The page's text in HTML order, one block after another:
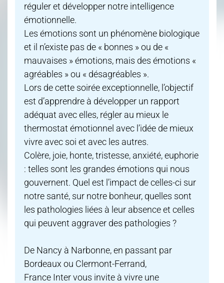
réguler et développer notre intelligence
émotionnelle.
Les émotions sont un phénomène biologique
et il n’existe pas de « bonnes » ou de «
mauvaises » émotions, mais des émotions «
agréables » ou « désagréables ».
Lors de cette soirée exceptionnelle, l’objectif
est d’apprendre à développer un rapport
adéquat avec elles, régler au mieux le
thermostat émotionnel avec l’idée de mieux
vivre avec soi et avec les autres.
Colère, joie, honte, tristesse, anxiété, euphorie
: telles sont les grandes émotions qui nous
gouvernent. Quel est l’impact de celles-ci sur
notre santé, sur notre bonheur, quelles sont
les pathologies liées à leur absence et celles
qui peuvent aggraver des pathologies ?
De Nancy à Narbonne, en passant par
Bordeaux ou Clermont-Ferrand,
France Inter vous invite à vivre une